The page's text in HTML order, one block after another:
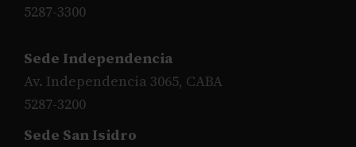
5287-3300
Sede Independencia
Av. Independencia 3065, CABA
5287-3200
Sede San Isidro